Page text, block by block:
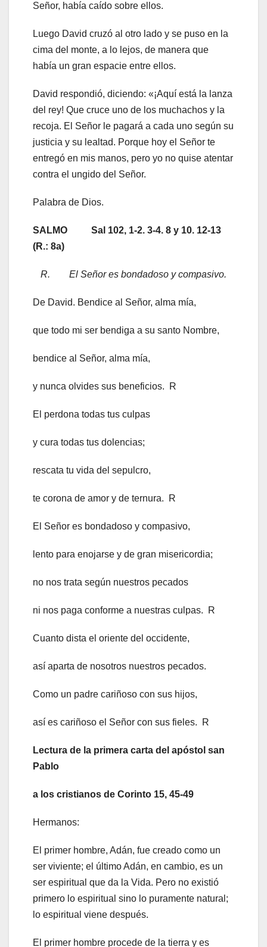
Señor, había caído sobre ellos.
Luego David cruzó al otro lado y se puso en la
cima del monte, a lo lejos, de manera que
había un gran espacie entre ellos.
David respondió, diciendo: «¡Aquí está la lanza
del rey! Que cruce uno de los muchachos y la
recoja. El Señor le pagará a cada uno según su
justicia y su lealtad. Porque hoy el Señor te
entregó en mis manos, pero yo no quise atentar
contra el ungido del Señor.
Palabra de Dios.
SALMO Sal 102, 1-2. 3-4. 8 y 10. 12-13
(R.: 8a)
R. El Señor es bondadoso y compasivo.
De David. Bendice al Señor, alma mía,
que todo mi ser bendiga a su santo Nombre,
bendice al Señor, alma mía,
y nunca olvides sus beneficios. R
El perdona todas tus culpas
y cura todas tus dolencias;
rescata tu vida del sepulcro,
te corona de amor y de ternura. R
El Señor es bondadoso y compasivo,
lento para enojarse y de gran misericordia;
no nos trata según nuestros pecados
ni nos paga conforme a nuestras culpas. R
Cuanto dista el oriente del occidente,
así aparta de nosotros nuestros pecados.
Como un padre cariñoso con sus hijos,
así es cariñoso el Señor con sus fieles. R
Lectura de la primera carta del apóstol san
Pablo
a los cristianos de Corinto 15, 45-49
Hermanos:
El primer hombre, Adán, fue creado como un
ser viviente; el último Adán, en cambio, es un
ser espiritual que da la Vida. Pero no existió
primero lo espiritual sino lo puramente natural;
lo espiritual viene después.
El primer hombre procede de la tierra y es